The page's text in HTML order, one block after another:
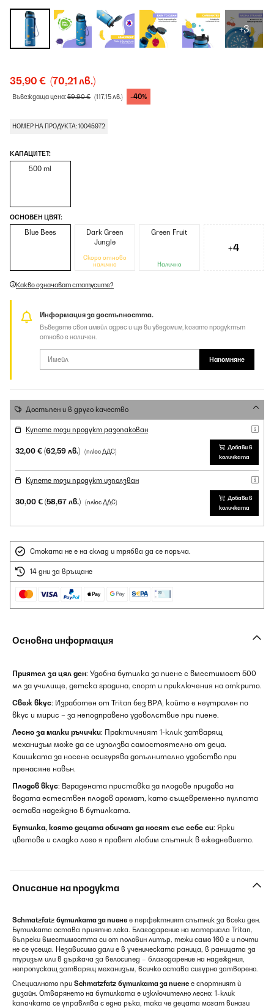
+3
35,90 € (70,21 лв.)
Въвеждаща цена:59,90 € (117,15 лв.) -40%
НОМЕР НА ПРОДУКТА: 10045972
КАПАЦИТЕТ:
500 ml
ОСНОВЕН ЦВЯТ:
Blue Bees
Dark Green
Jungle
Скоро отново
налично
Green Fruit
Налично
+4
Какво означават статусите?
Информация за достъпността.
Въведете своя имейл адрес и ще ви уведомим, когато продуктът
отново е наличен.
Напомняне
Достъпен и в друго качество
Купете този продукт разопакован
32,00 € (62,59 лв.) (плюс ДДС)
Добави в
количката
Купете този продукт използван
30,00 € (58,67 лв.) (плюс ДДС)
Добави в
количката
Стоката не е на склад и трябва да се поръча.
14 дни за връщане
Основна информация
Приятел за цял ден: Удобна бутилка за пиене с вместимост 500
мл за училище, детска градина, спорт и приключения на открито.
Свеж вкус: Изработен от Tritan без BPA, който е неутрален по
вкус и мирис – за неподправено удоволствие при пиене.
Лесно за малки ръчички: Практичният 1-клик затварящ
механизъм може да се използва самостоятелно от деца.
Каишката за носене осигурява допълнително удобство при
пренасяне навън.
Плодов вкус: Вградената приставка за плодове придава на
водата естествен плодов аромат, като същевременно пулпата
остава надеждно в бутилката.
Бутилка, която децата обичат да носят със себе си: Ярки
цветове и сладко лого я правят любим спътник в ежедневието.
Описание на продукта
Schmatzfatz бутилката за пиене е перфектният спътник за всеки ден.
Бутилката остава приятно лека. Благодарение на материала Tritan,
въпреки вместимостта си от половин литър, тежи само 160 г и почти
не се усеща. Независимо дали е в ученическата раница, в раницата за
туризъм или в държача за велосипед – благодарение на надеждния,
непропускащ затварящ механизъм, всичко остава сигурно затворено.
Специалното при Schmatzfatz бутилката за пиене е спортният ѝ
дизайн. Отварянето на бутилката е изключително лесно: 1-клик
капачката се управлява с една ръка, така че децата могат винаги